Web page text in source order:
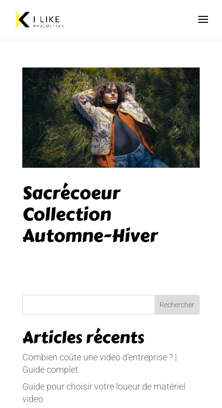
Sacrécoeur
Collection
Automne-Hiver
Articles récents
Combien coûte une vidéo d’entreprise ? |
Guide complet
Guide pour choisir votre loueur de matériel
video